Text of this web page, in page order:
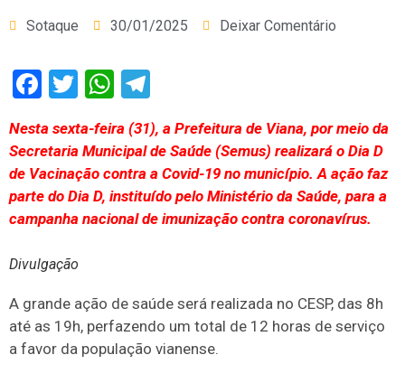
Sotaque 30/01/2025 Deixar Comentário
Facebook
TwitterWhatsApp
Nesta sexta-feira (31), a Prefeitura de Viana, por meio da
Secretaria Municipal de Saúde (Semus) realizará o Dia D
de Vacinação contra a Covid-19 no município. A ação faz
parte do Dia D, instituído pelo Ministério da Saúde, para a
campanha nacional de imunização contra coronavírus.
Divulgação
A grande ação de saúde será realizada no CESP, das 8h
até as 19h, perfazendo um total de 12 horas de serviço
a favor da população vianense.